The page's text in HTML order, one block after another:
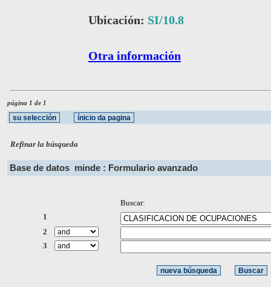
Ubicación: SI/10.8
Otra información
página 1 de 1
Refinar la búsqueda
Base de datos minde : Formulario avanzado
Buscar:
1
2
3